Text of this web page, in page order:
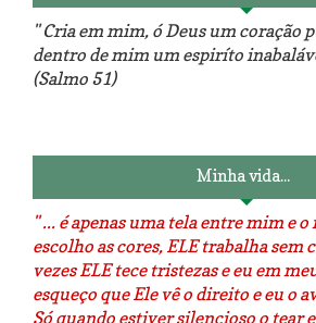
" Cria em mim, ó Deus um coração
dentro de mim um espiríto
(Salmo 51)
Minha vida...
" ... é apenas uma tela entre mim e
escolho as cores, ELE trabalha sem
vezes ELE tece tristezas e eu em
esqueço que Ele vê o direito e eu o
Só quando estiver silencioso o tear